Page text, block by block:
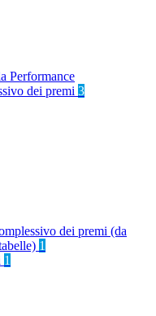
Performance
dei premi 3
dei premi (da
1
1